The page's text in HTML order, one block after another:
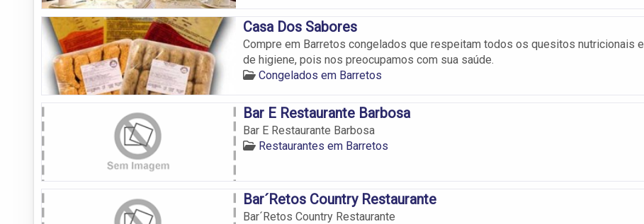
Casa Dos Sabores
Compre em Barretos congelados que respeitam todos os quesitos nutricionais e
de higiene, pois nos preocupamos com sua saúde.
Congelados em Barretos
Bar E Restaurante Barbosa
Bar E Restaurante Barbosa
Restaurantes em Barretos
Bar´Retos Country Restaurante
Bar´Retos Country Restaurante